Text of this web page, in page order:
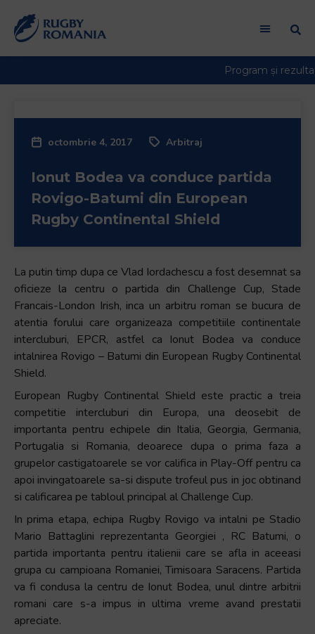
venit
cititorul
Pentru
cititorul
One
Accessibility,
apăsați
„Ctrl
Această
comandă
rapidă
activează
cititorul
ecran
pentru
ajuta
navigați
octombrie 4, 2017 Arbitraj
Ionut Bodea va conduce partida
Rovigo-Batumi din European
Rugby Continental Shield
La putin timp dupa ce Vlad Iordachescu a fost desemnat sa
oficieze la centru o partida din Challenge Cup, Stade
Francais-London Irish, inca un arbitru roman se bucura de
atentia forului care organizeaza competitiile continentale
intercluburi, EPCR, astfel ca Ionut Bodea va conduce
intalnirea Rovigo – Batumi din European Rugby Continental
Shield.
European Rugby Continental Shield este practic a treia
competitie intercluburi din Europa, una deosebit de
importanta pentru echipele din Italia, Georgia, Germania,
Portugalia si Romania, deoarece dupa o prima faza a
grupelor castigatoarele se vor califica in Play-Off pentru ca
apoi invingatoarele sa-si dispute trofeul pus in joc obtinand
si calificarea pe tabloul principal al Challenge Cup.
In prima etapa, echipa Rugby Rovigo va intalni pe Stadio
Mario Battaglini reprezentanta Georgiei , RC Batumi, o
partida importanta pentru italienii care se afla in aceeasi
grupa cu campioana Romaniei, Timisoara Saracens. Partida
va fi condusa la centru de Ionut Bodea, unul dintre arbitrii
romani care s-a impus in ultima vreme avand prestatii
apreciate.